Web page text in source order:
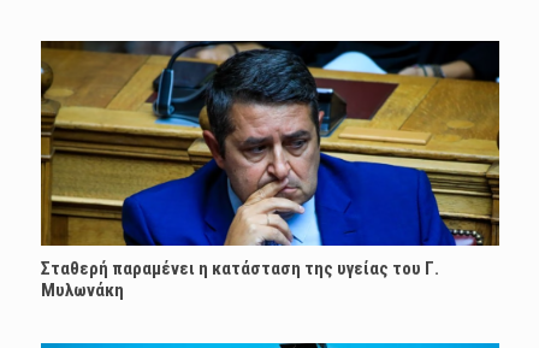
Σταθερή παραμένει η κατάσταση της υγείας του Γ.
Μυλωνάκη